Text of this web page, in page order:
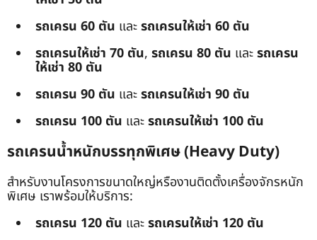
รถเครน 60 ตัน และรถเครนให้เช่า 60 ตัน
รถเครนให้เช่า 70 ตัน, รถเครน 80 ตัน และรถเครน
ให้เช่า 80 ตัน
รถเครน 90 ตัน และรถเครนให้เช่า 90 ตัน
รถเครน 100 ตัน และรถเครนให้เช่า 100 ตัน
รถเครนน้ำหนักบรรทุกพิเศษ (Heavy Duty)
สำหรับงานโครงการขนาดใหญ่หรืองานติดตั้งเครื่องจักรหนัก
พิเศษ เราพร้อมให้บริการ:
รถเครน 120 ตัน และรถเครนให้เช่า 120 ตัน